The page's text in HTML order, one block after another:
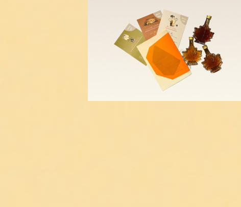
カナダからお届け！メープル3種食べ比べセッ
ト（レシピ／エッセイ付き）
¥3,800
SOLD OUT